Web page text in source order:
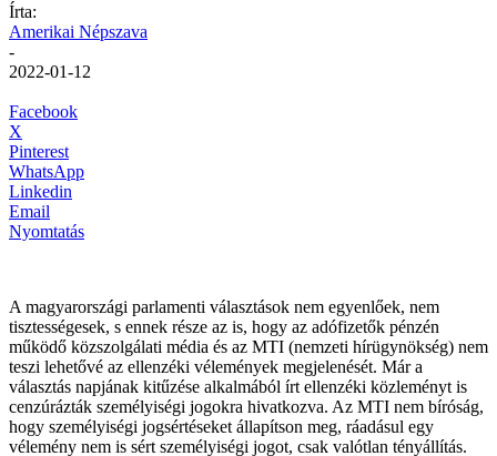
Írta:
Amerikai Népszava
-
2022-01-12
Facebook
X
Pinterest
WhatsApp
Linkedin
Email
Nyomtatás
A magyarországi parlamenti választások nem egyenlőek, nem
tisztességesek, s ennek része az is, hogy az adófizetők pénzén
működő közszolgálati média és az MTI (nemzeti hírügynökség) nem
teszi lehetővé az ellenzéki vélemények megjelenését. Már a
választás napjának kitűzése alkalmából írt ellenzéki közleményt is
cenzúrázták személyiségi jogokra hivatkozva. Az MTI nem bíróság,
hogy személyiségi jogsértéseket állapítson meg, ráadásul egy
vélemény nem is sért személyiségi jogot, csak valótlan tényállítás.